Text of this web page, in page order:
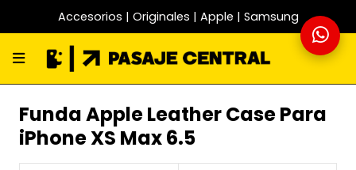
Accesorios | Originales | Apple | Samsung
Funda Apple Leather Case Para
iPhone XS Max 6.5